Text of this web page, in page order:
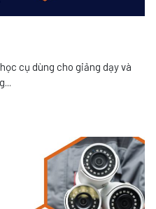
cụ dùng cho giảng dạy và
...